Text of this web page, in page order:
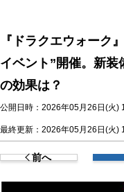
『ドラクエウォーク
イベント”開催。新
の効果は？
公開日時：2026年05月26日(火)
最終更新：2026年05月26日(火)
前へ